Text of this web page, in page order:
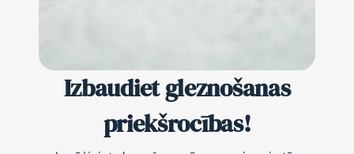
Izbaudiet gleznošanas
priekšrocības!